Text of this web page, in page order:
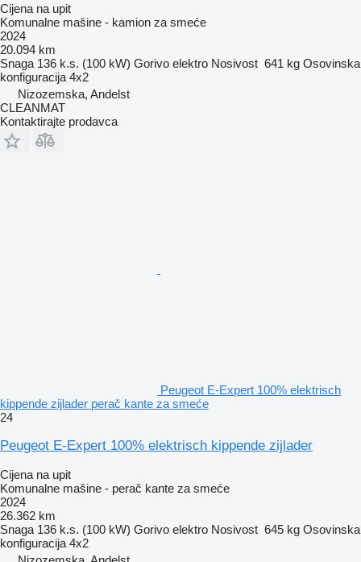
Cijena na upit
Komunalne mašine - kamion za smeće
2024
20.094 km
Snaga 136 k.s. (100 kW) Gorivo elektro Nosivost 641 kg Osovinska
konfiguracija 4x2
Nizozemska, Andelst
CLEANMAT
Kontaktirajte prodavca
Peugeot E-Expert 100% elektrisch
kippende zijlader perač kante za smeće
24
Peugeot E-Expert 100% elektrisch kippende zijlader
Cijena na upit
Komunalne mašine - perač kante za smeće
2024
26.362 km
Snaga 136 k.s. (100 kW) Gorivo elektro Nosivost 645 kg Osovinska
konfiguracija 4x2